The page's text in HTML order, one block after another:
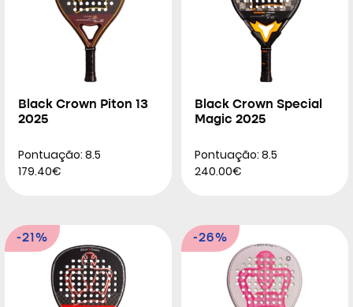
Black Crown Piton 13
2025
Pontuação: 8.5
179.40€
Black Crown Special
Magic 2025
Pontuação: 8.5
240.00€
-21% -26%